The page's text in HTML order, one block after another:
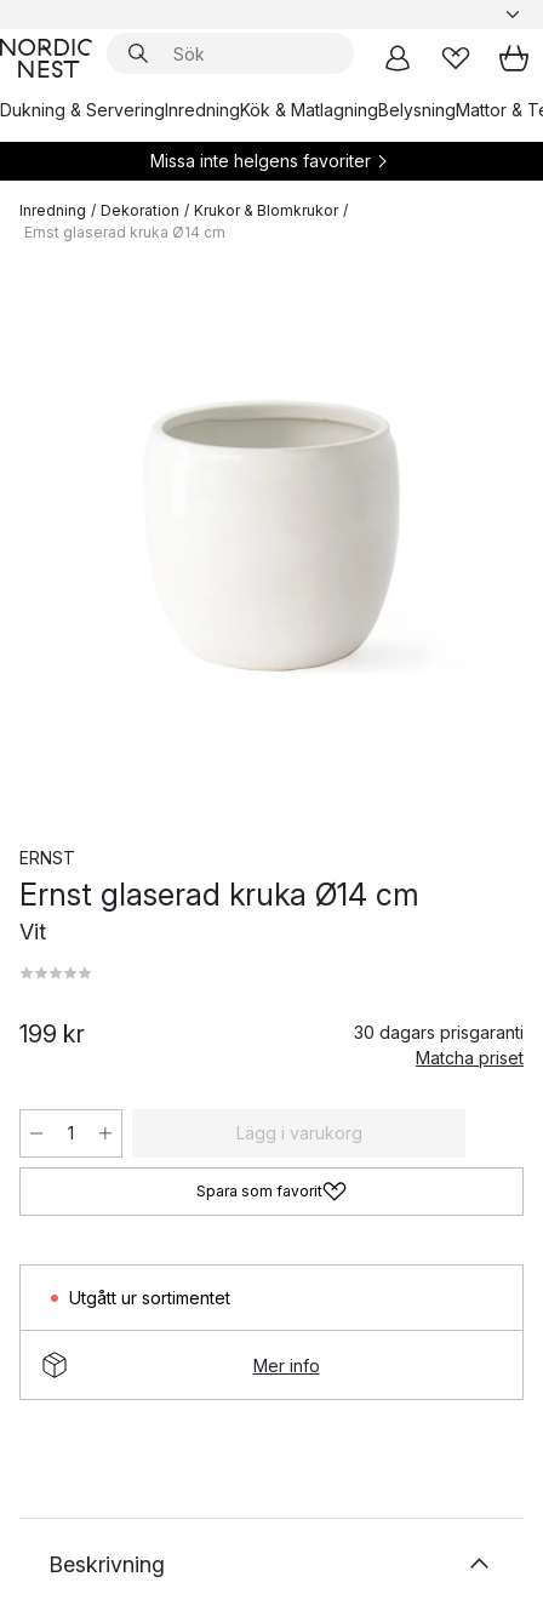
Dukning & ServeringInredningKök & MatlagningBelysningMattor &
Missa inte helgens favoriter
Inredning / Dekoration / Krukor & Blomkrukor /
Ernst glaserad kruka Ø14 cm
ERNST
Ernst glaserad kruka Ø14 cm
Vit
199 kr
30 dagars prisgaranti
Matcha priset
Lägg i varukorg
Spara som favorit
Utgått ur sortimentet
Mer info
Beskrivning